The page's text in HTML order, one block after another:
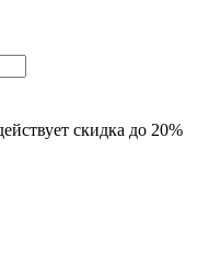
скидка до 20%